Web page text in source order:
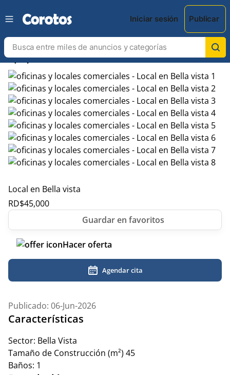
Iniciar sesión Publicar
chevron_leftchevron_right
Local en Bella vista
RD$45,000
Hacer oferta
Agendar cita
Publicado: 06-Jun-2026
Características
Sector: Bella Vista
Tamaño de Construcción (m²) 45
Baños: 1